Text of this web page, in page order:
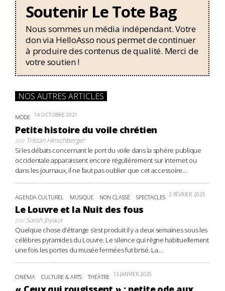
Soutenir Le Tote Bag
Nous sommes un média indépendant. Votre
don via HelloAsso nous permet de continuer
à produire des contenus de qualité. Merci de
votre soutien !
NOS AUTRES ARTICLES
MODE 14 OCTOBRE 2021
Petite histoire du voile chrétien
parTristan Hinschberger
Si les débats concernant le port du voile dans la sphère publique
occidentale apparaissent encore régulièrement sur internet ou
dans les journaux, il ne faut pas oublier que cet accessoire...
AGENDA CULTUREL MUSIQUE NON CLASSÉ SPECTACLES 2 FÉVRIER 2025
Le Louvre et la Nuit des fous
parSarah Joyaux
Quelque chose d’étrange s’est produit il y a deux semaines sous les
célèbres pyramides du Louvre. Le silence qui règne habituellement
une fois les portes du musée fermées fut brisé. La...
CINÉMA CULTURE & ARTS THÉÂTRE 13 JANVIER 2025